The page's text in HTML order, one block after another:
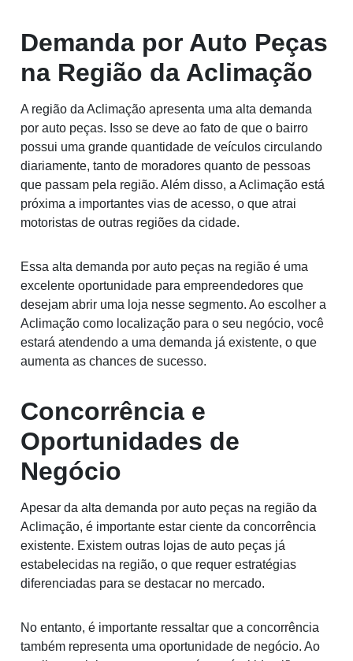
Demanda por Auto Peças
na Região da Aclimação
A região da Aclimação apresenta uma alta demanda
por auto peças. Isso se deve ao fato de que o bairro
possui uma grande quantidade de veículos circulando
diariamente, tanto de moradores quanto de pessoas
que passam pela região. Além disso, a Aclimação está
próxima a importantes vias de acesso, o que atrai
motoristas de outras regiões da cidade.
Essa alta demanda por auto peças na região é uma
excelente oportunidade para empreendedores que
desejam abrir uma loja nesse segmento. Ao escolher a
Aclimação como localização para o seu negócio, você
estará atendendo a uma demanda já existente, o que
aumenta as chances de sucesso.
Concorrência e
Oportunidades de
Negócio
Apesar da alta demanda por auto peças na região da
Aclimação, é importante estar ciente da concorrência
existente. Existem outras lojas de auto peças já
estabelecidas na região, o que requer estratégias
diferenciadas para se destacar no mercado.
No entanto, é importante ressaltar que a concorrência
também representa uma oportunidade de negócio. Ao